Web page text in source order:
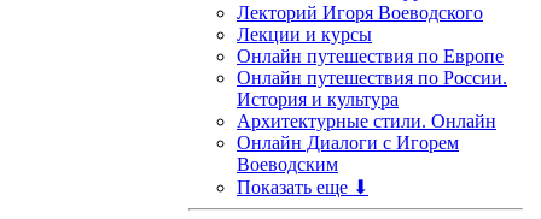
Лекторий Игоря Воеводского
Лекции и курсы
Онлайн путешествия по Европе
Онлайн путешествия по России.
История и культура
Архитектурные стили. Онлайн
Онлайн Диалоги с Игорем
Воеводским
Показать еще ⬇